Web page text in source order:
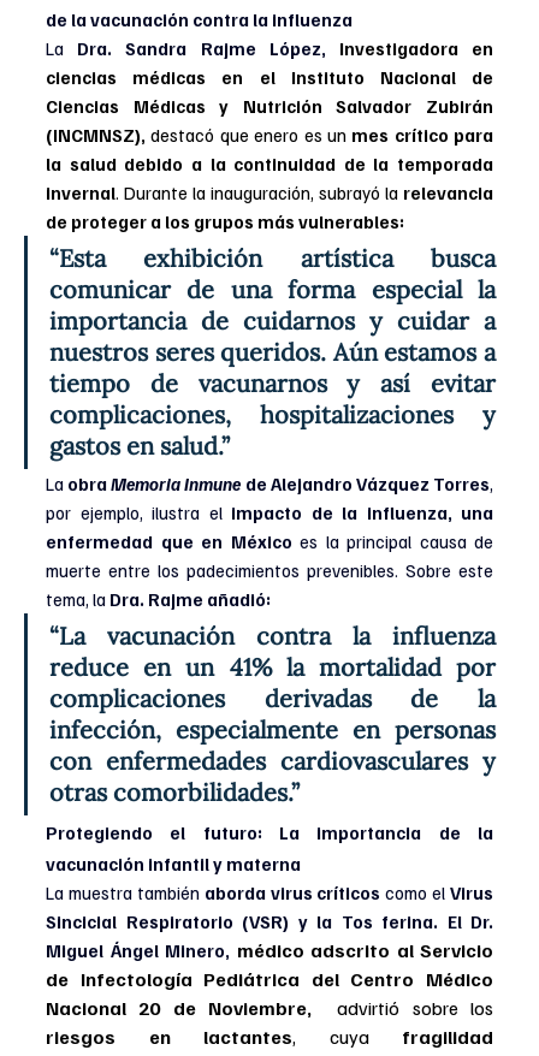
de la vacunación contra la influenza
La Dra. Sandra Rajme López, Investigadora en
ciencias médicas en el Instituto Nacional de
Ciencias Médicas y Nutrición Salvador Zubirán
(INCMNSZ), destacó que enero es un mes crítico para
la salud debido a la continuidad de la temporada
invernal. Durante la inauguración, subrayó la relevancia
de proteger a los grupos más vulnerables:
“Esta exhibición artística busca
comunicar de una forma especial la
importancia de cuidarnos y cuidar a
nuestros seres queridos. Aún estamos a
tiempo de vacunarnos y así evitar
complicaciones, hospitalizaciones y
gastos en salud.”
La obra Memoria Inmune de Alejandro Vázquez Torres,
por ejemplo, ilustra el impacto de la influenza, una
enfermedad que en México es la principal causa de
muerte entre los padecimientos prevenibles. Sobre este
tema, la Dra. Rajme añadió:
“La vacunación contra la influenza
reduce en un 41% la mortalidad por
complicaciones derivadas de la
infección, especialmente en personas
con enfermedades cardiovasculares y
otras comorbilidades.”
Protegiendo el futuro: La importancia de la
vacunación infantil y materna
La muestra también aborda virus críticos como el Virus
Sincicial Respiratorio (VSR) y la Tos ferina. El Dr.
Miguel Ángel Minero, médico adscrito al Servicio
de Infectología Pediátrica del Centro Médico
Nacional 20 de Noviembre, advirtió sobre los
riesgos en lactantes, cuya fragilidad